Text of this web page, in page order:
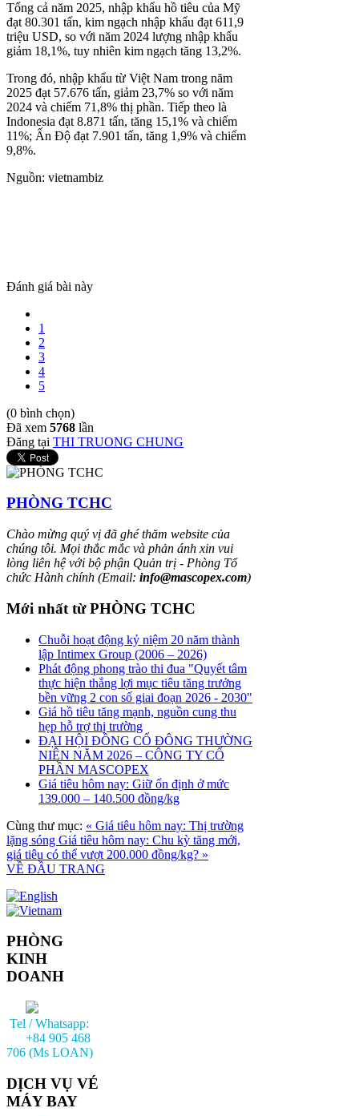
Tổng cả năm 2025, nhập khẩu hồ tiêu của Mỹ
đạt 80.301 tấn, kim ngạch nhập khẩu đạt 611,9
triệu USD, so với năm 2024 lượng nhập khẩu
giảm 18,1%, tuy nhiên kim ngạch tăng 13,2%.
Trong đó, nhập khẩu từ Việt Nam trong năm
2025 đạt 57.676 tấn, giảm 23,7% so với năm
2024 và chiếm 71,8% thị phần. Tiếp theo là
Indonesia đạt 8.871 tấn, tăng 15,1% và chiếm
11%; Ấn Độ đạt 7.901 tấn, tăng 1,9% và chiếm
9,8%.
Nguồn: vietnambiz
Đánh giá bài này
1
2
3
4
5
(0 bình chọn)
Đã xem 5768 lần
Đăng tại THI TRUONG CHUNG
PHÒNG TCHC
Chào mừng quý vị đã ghé thăm website của
chúng tôi. Mọi thắc mắc và phản ánh xin vui
lòng liên hệ với bộ phận Quản trị - Phòng Tổ
chức Hành chính (Email: info@mascopex.com)
Mới nhất từ PHÒNG TCHC
Chuỗi hoạt động kỷ niệm 20 năm thành
lập Intimex Group (2006 – 2026)
Phát động phong trào thi đua "Quyết tâm
thực hiện thắng lợi mục tiêu tăng trưởng
bền vững 2 con số giai đoạn 2026 - 2030"
Giá hồ tiêu tăng mạnh, nguồn cung thu
hẹp hỗ trợ thị trường
ĐẠI HỘI ĐỒNG CỔ ĐÔNG THƯỜNG
NIÊN NĂM 2026 – CÔNG TY CỔ
PHẦN MASCOPEX
Giá tiêu hôm nay: Giữ ổn định ở mức
139.000 – 140.500 đồng/kg
Cùng thư mục: « Giá tiêu hôm nay: Thị trường
lặng sóng Giá tiêu hôm nay: Chu kỳ tăng mới,
giá tiêu có thể vượt 200.000 đồng/kg? »
VỀ ĐẦU TRANG
PHÒNG
KINH
DOANH
Tel / Whatsapp:
+84 905 468
706 (Ms LOAN)
DỊCH VỤ VÉ
MÁY BAY